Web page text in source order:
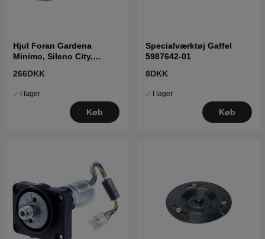
Hjul Foran Gardena
Minimo, Sileno City,
266DKK
I lager
Køb
Specialværktøj Gaffel
5987642-01
8DKK
I lager
Køb